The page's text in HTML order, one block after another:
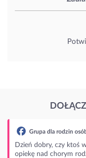
osób starszych
ktoś wie jakie
rodzicem?